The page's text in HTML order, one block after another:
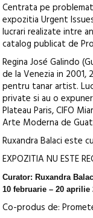
Centrata pe
expozitia Urgent
lucrari realizate intre
catalog publicat de
Regina José Galindo
de la Venezia in
pentru tanar artist.
private si au o
Plateau Paris, CIFO
Arte Moderna de
Ruxandra Balaci este
EXPOZITIA NU ESTE
Curator: Ruxandra
10 februarie – 20 aprilie
Co-produs de: